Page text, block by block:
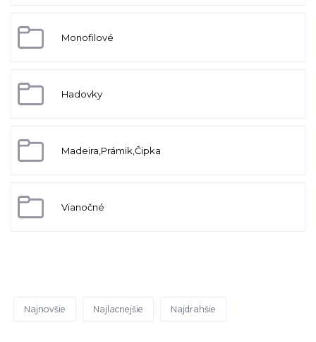
Monofilové
Hadovky
Madeira,Prámik,Čipka
Vianočné
Najnovšie Najlacnejšie Najdrahšie